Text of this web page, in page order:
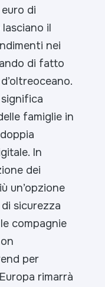
di
il
nei
di fatto
famiglie in
In
dei
un’opzione
sicurezza
compagnie
per
rimarrà